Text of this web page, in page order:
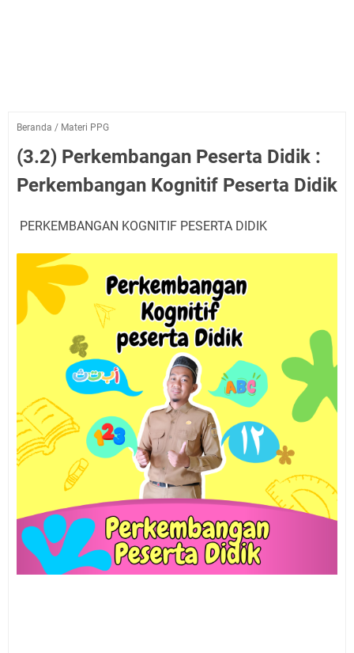
Beranda / Materi PPG
(3.2) Perkembangan Peserta Didik :
Perkembangan Kognitif Peserta Didik
PERKEMBANGAN KOGNITIF PESERTA DIDIK